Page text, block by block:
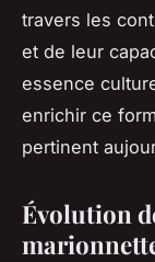
travers les
et de leur
essence
enrichir ce
pertinent
Évolution